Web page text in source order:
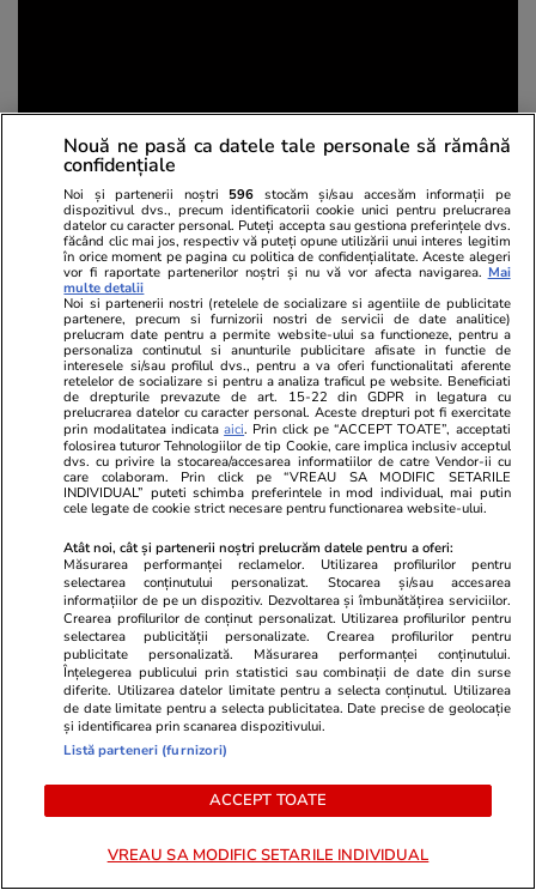
Un bărbat de 38 de ani a mers în Germania să-și
cumpere mașină de 30.000 de euro, dar a rămas
fără ea la Porțile de Fier I
Share Comentează
Abonați-vă la canalul Libertatea de WhatsApp pentru
a fi la curent cu ultimele informații
Evergreen Superstitii
Nouă ne pasă ca datele tale personale să rămână
confidențiale
Noi și partenerii noștri 596 stocăm și/sau accesăm informații pe
dispozitivul dvs., precum identificatorii cookie unici pentru prelucrarea
datelor cu caracter personal. Puteți accepta sau gestiona preferințele dvs.
făcând clic mai jos, respectiv vă puteți opune utilizării unui interes legitim
în orice moment pe pagina cu politica de confidențialitate. Aceste alegeri
vor fi raportate partenerilor noștri și nu vă vor afecta navigarea. Mai
multe detalii
Noi si partenerii nostri (retelele de socializare si agentiile de publicitate
partenere, precum si furnizorii nostri de servicii de date analitice)
prelucram date pentru a permite website-ului sa functioneze, pentru a
personaliza continutul si anunturile publicitare afisate in functie de
interesele si/sau profilul dvs., pentru a va oferi functionalitati aferente
retelelor de socializare si pentru a analiza traficul pe website. Beneficiati
de drepturile prevazute de art. 15-22 din GDPR in legatura cu
prelucrarea datelor cu caracter personal. Aceste drepturi pot fi exercitate
prin modalitatea indicataaici. Prin click pe “ACCEPT TOATE”, acceptati
folosirea tuturor Tehnologiilor de tip Cookie, care implica inclusiv acceptul
dvs. cu privire la stocarea/accesarea informatiilor de catre Vendor-ii cu
care colaboram. Prin click pe “VREAU SA MODIFIC SETARILE
INDIVIDUAL” puteti schimba preferintele in mod individual, mai putin
cele legate de cookie strict necesare pentru functionarea website-ului.
Atât noi, cât și partenerii noștri prelucrăm datele pentru a oferi:
Măsurarea performanței reclamelor. Utilizarea profilurilor pentru
selectarea conținutului personalizat. Stocarea și/sau accesarea
informațiilor de pe un dispozitiv. Dezvoltarea și îmbunătățirea serviciilor.
Crearea profilurilor de conținut personalizat. Utilizarea profilurilor pentru
selectarea publicității personalizate. Crearea profilurilor pentru
publicitate personalizată. Măsurarea performanței conținutului.
Înțelegerea publicului prin statistici sau combinații de date din surse
diferite. Utilizarea datelor limitate pentru a selecta conținutul. Utilizarea
de date limitate pentru a selecta publicitatea. Date precise de geolocație
și identificarea prin scanarea dispozitivului.
Listă parteneri (furnizori)
ACCEPT TOATE
VREAU SA MODIFIC SETARILE INDIVIDUAL